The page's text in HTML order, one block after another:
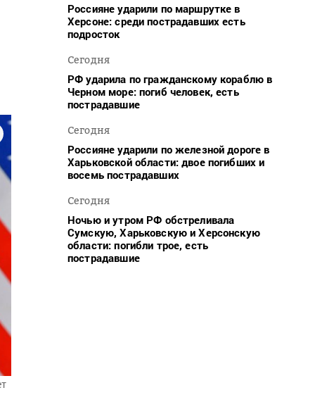
Россияне ударили по маршрутке в
Херсоне: среди пострадавших есть
подросток
Сегодня
РФ ударила по гражданскому кораблю в
Черном море: погиб человек, есть
пострадавшие
Сегодня
Россияне ударили по железной дороге в
Харьковской области: двое погибших и
восемь пострадавших
Сегодня
Ночью и утром РФ обстреливала
Сумскую, Харьковскую и Херсонскую
области: погибли трое, есть
пострадавшие